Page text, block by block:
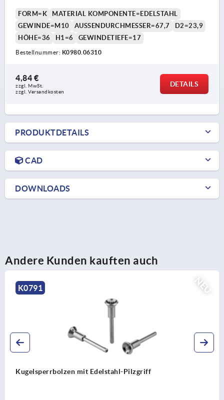
FORM=K
MATERIAL KOMPONENTE=EDELSTAHL
GEWINDE=M10
AUSSENDURCHMESSER=67,7
D2=23,9
HÖHE=36
H1=6 GEWINDETIEFE=17
Bestellnummer: K0980.06310
4,84 €
zzgl. MwSt.
zzgl. Versandkosten
DETAILS
PRODUKTDETAILS
CAD
DOWNLOADS
Andere Kunden kauften auch
NEU
K0790
Kugelsperrbolzen mit hoher Scherfestigkeit